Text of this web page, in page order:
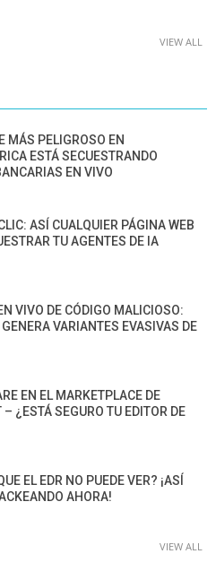
VIEW ALL
MÁS PELIGROSO EN
ESTÁ SECUESTRANDO
EN VIVO
ASÍ CUALQUIER PÁGINA WEB
TU AGENTES DE IA
VIVO DE CÓDIGO MALICIOSO:
VARIANTES EVASIVAS DE
EN EL MARKETPLACE DE
– ¿ESTÁ SEGURO TU EDITOR DE
EL EDR NO PUEDE VER? ¡ASÍ
AHORA!
VIEW ALL